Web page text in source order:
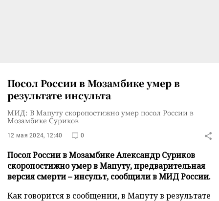
Посол России в Мозамбике умер в
результате инсульта
МИД: В Мапуту скоропостижно умер посол России в
Мозамбике Суриков
12 мая 2024, 12:40 0
Посол России в Мозамбике Александр Суриков
скоропостижно умер в Мапуту, предварительная
версия смерти – инсульт, сообщили в МИД России.
Как говорится в сообщении, в Мапуту в результате